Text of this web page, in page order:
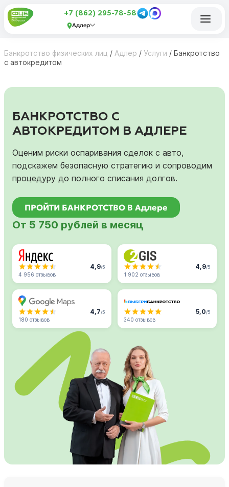
+7 (862) 295-78-58
Адлер
Банкротство физических лиц / Адлер / Услуги / Банкротство
с автокредитом
БАНКРОТСТВО С
АВТОКРЕДИТОМ В АДЛЕРЕ
Оценим риски оспаривания сделок с авто,
подскажем безопасную стратегию и сопроводим
процедуру до полного списания долгов.
ПРОЙТИ БАНКРОТСТВО В Адлере
От 5 750 рублей в месяц
4,9/5
4 956 отзывов
4,9/5
1 902 отзывов
4,7/5
180 отзывов
5,0/5
340 отзывов